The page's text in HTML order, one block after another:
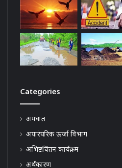
Categories
अपघात
अपारंपरिक ऊर्जा विभाग
अभिष्टचिंतन कार्यक्रम
अर्थकारण